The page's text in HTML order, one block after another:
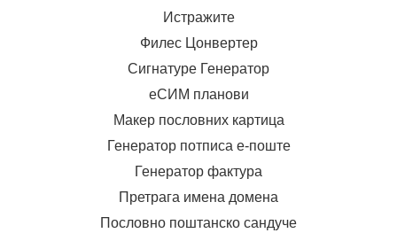
Истражите
Филес Цонвертер
Сигнатуре Генератор
еСИМ планови
Макер пословних картица
Генератор потписа е-поште
Генератор фактура
Претрага имена домена
Пословно поштанско сандуче